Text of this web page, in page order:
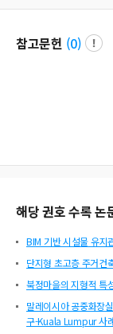
참고문헌 (0)
해당 권호 수록 논
BIM 기반 시설물 유지
단지형 초고층 주거건
북정마을의 지형적 특
말레이시아 공중화장
구-Kuala Lumpur 사